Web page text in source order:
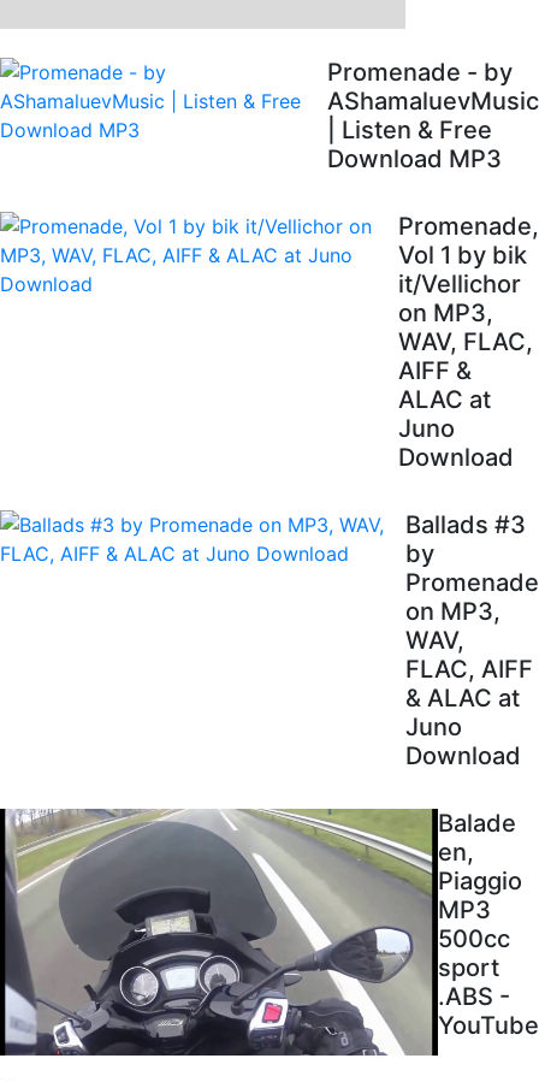
Promenade - by
AShamaluevMusic
| Listen & Free
Download MP3
Promenade,
Vol 1 by bik
it/Vellichor
on MP3,
WAV, FLAC,
AIFF &
ALAC at
Juno
Download
Ballads #3
by
Promenade
on MP3,
WAV,
FLAC, AIFF
& ALAC at
Juno
Download
Balade
en,
Piaggio
MP3
500cc
sport
.ABS -
YouTube